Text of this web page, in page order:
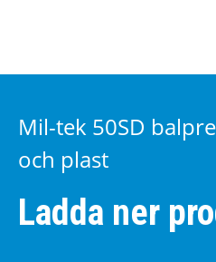
Mil-tek 50SD
och plast
Ladda ner